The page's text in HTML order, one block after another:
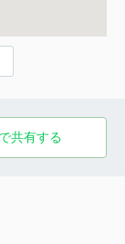
共有する